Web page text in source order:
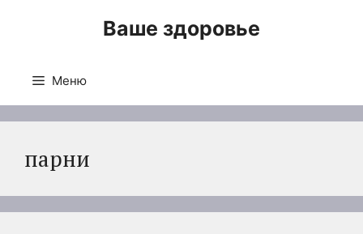
Ваше здоровье
Меню
парни